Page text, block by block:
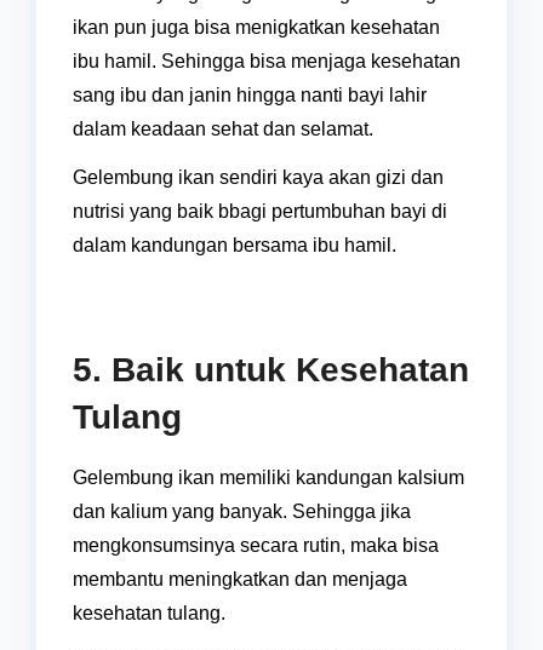
ikan pun juga bisa menigkatkan kesehatan
ibu hamil. Sehingga bisa menjaga kesehatan
sang ibu dan janin hingga nanti bayi lahir
dalam keadaan sehat dan selamat.
Gelembung ikan sendiri kaya akan gizi dan
nutrisi yang baik bbagi pertumbuhan bayi di
dalam kandungan bersama ibu hamil.
5. Baik untuk Kesehatan
Tulang
Gelembung ikan memiliki kandungan kalsium
dan kalium yang banyak. Sehingga jika
mengkonsumsinya secara rutin, maka bisa
membantu meningkatkan dan menjaga
kesehatan tulang.